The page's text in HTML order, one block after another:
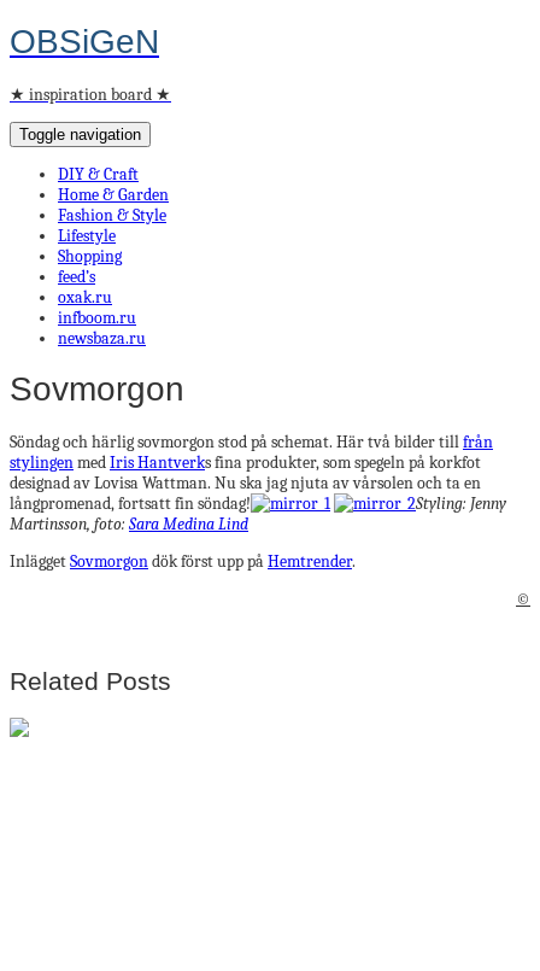
OBSiGeN
★ inspiration board ★
Toggle navigation
DIY & Craft
Home & Garden
Fashion & Style
Lifestyle
Shopping
feed’s
oxak.ru
infboom.ru
newsbaza.ru
Sovmorgon
Söndag och härlig sovmorgon stod på schemat. Här två bilder tillfrån
stylingenmedIris Hantverks fina produkter, som spegeln på korkfot
designad av Lovisa Wattman. Nu ska jag njuta av vårsolen och ta en
långpromenad, fortsatt fin söndag!
Styling: Jenny
Martinsson, foto: Sara Medina Lind
InläggetSovmorgondök först upp påHemtrender.
©
Related Posts